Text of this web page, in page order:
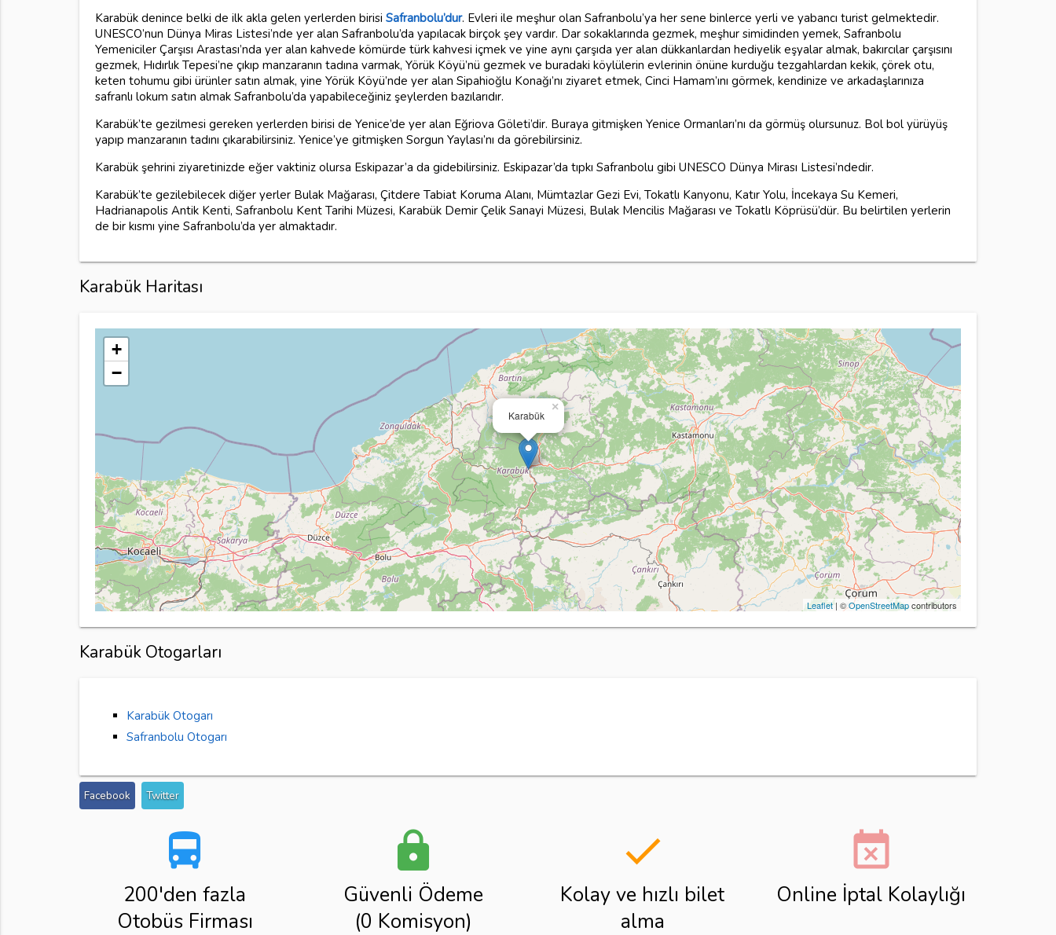
Karabük denince belki de ilk akla gelen yerlerden birisi Safranbolu’dur. Evleri ile meşhur olan Safranbolu’ya her sene binlerce yerli ve yabancı turist gelmektedir.
UNESCO’nun Dünya Miras Listesi’nde yer alan Safranbolu’da yapılacak birçok şey vardır. Dar sokaklarında gezmek, meşhur simidinden yemek, Safranbolu
Yemeniciler Çarşısı Arastası’nda yer alan kahvede kömürde türk kahvesi içmek ve yine aynı çarşıda yer alan dükkanlardan hediyelik eşyalar almak, bakırcılar çarşısını
gezmek, Hıdırlık Tepesi’ne çıkıp manzaranın tadına varmak, Yörük Köyü’nü gezmek ve buradaki köylülerin evlerinin önüne kurduğu tezgahlardan kekik, çörek otu,
keten tohumu gibi ürünler satın almak, yine Yörük Köyü’nde yer alan Sipahioğlu Konağı’nı ziyaret etmek, Cinci Hamam’ını görmek, kendinize ve arkadaşlarınıza
safranlı lokum satın almak Safranbolu’da yapabileceğiniz şeylerden bazılarıdır.
Karabük’te gezilmesi gereken yerlerden birisi de Yenice’de yer alan Eğriova Göleti’dir. Buraya gitmişken Yenice Ormanları’nı da görmüş olursunuz. Bol bol yürüyüş
yapıp manzaranın tadını çıkarabilirsiniz. Yenice’ye gitmişken Sorgun Yaylası’nı da görebilirsiniz.
Karabük şehrini ziyaretinizde eğer vaktiniz olursa Eskipazar’a da gidebilirsiniz. Eskipazar’da tıpkı Safranbolu gibi UNESCO Dünya Mirası Listesi’ndedir.
Karabük’te gezilebilecek diğer yerler Bulak Mağarası, Çitdere Tabiat Koruma Alanı, Mümtazlar Gezi Evi, Tokatlı Kanyonu, Katır Yolu, İncekaya Su Kemeri,
Hadrianapolis Antik Kenti, Safranbolu Kent Tarihi Müzesi, Karabük Demir Çelik Sanayi Müzesi, Bulak Mencilis Mağarası ve Tokatlı Köprüsü’dür. Bu belirtilen yerlerin
de bir kısmı yine Safranbolu’da yer almaktadır.
Karabük Haritası
Karabük
×
+
−
Leaflet | ©OpenStreetMapcontributors
Karabük Otogarları
Karabük Otogarı
Safranbolu Otogarı
Facebook Twitter
directions_bus
200'den fazla
Otobüs Firması
lock
Güvenli Ödeme
(0 Komisyon)
done
Kolay ve hızlı bilet
alma
event_busy
Online İptal Kolaylığı